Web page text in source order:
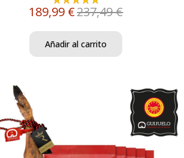
189,99 €237,49 €
Añadir al carrito